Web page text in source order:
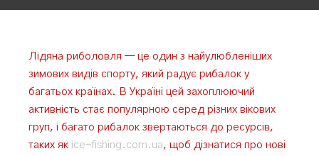
Лідяна риболовля — це один з найулюбленіших
зимових видів спорту, який радує рибалок у
багатьох країнах. В Україні цей захоплюючий
активність стає популярною серед різних вікових
груп, і багато рибалок звертаються до ресурсів,
таких як ice-fishing.com.ua, щоб дізнатися про нові